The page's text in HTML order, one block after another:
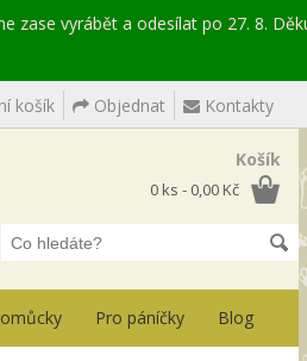
zase vyrábět a odesílat po 27. 8.
košík Objednat Kontakty
Košík
0 ks - 0,00 Kč
Pro páníčky Blog